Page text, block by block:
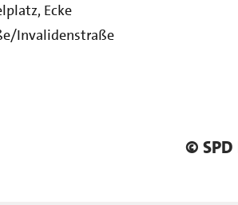
Ecke
Invalidenstraße
©